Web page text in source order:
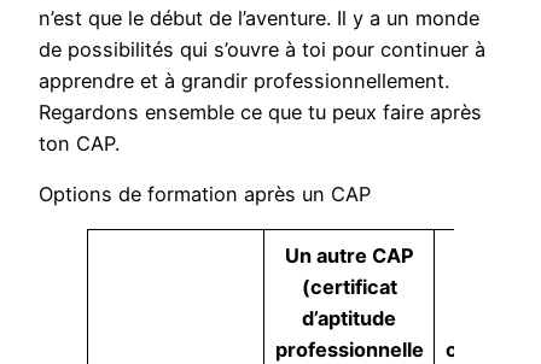
n’est que le début de l’aventure. Il y a un monde
de possibilités qui s’ouvre à toi pour continuer à
apprendre et à grandir professionnellement.
Regardons ensemble ce que tu peux faire après
ton CAP.
Options de formation après un CAP
Un autre CAP
(certificat
d’aptitude
professionnelle